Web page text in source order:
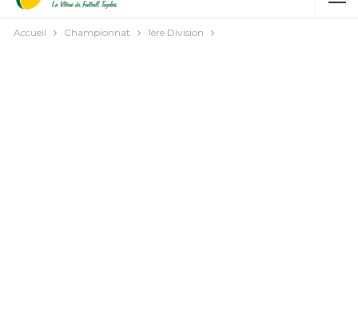
Accueil Championnat 1ère Division